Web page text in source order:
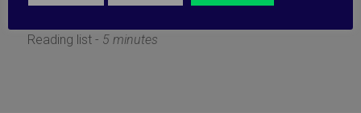
Reading list - 5 minutes